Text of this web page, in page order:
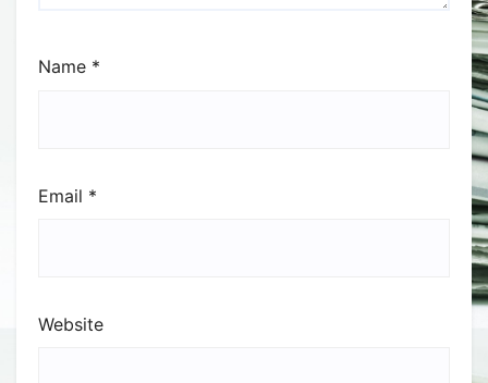
Name *
Email *
Website